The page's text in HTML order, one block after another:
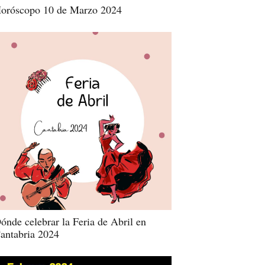
10 de Marzo 2024
celebrar la Feria de Abril en
2024